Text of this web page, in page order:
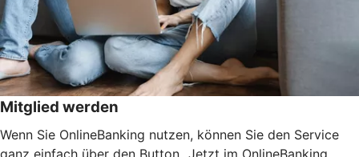
Mitglied werden
Wenn Sie OnlineBanking nutzen, können Sie den Service
ganz einfach über den Button „Jetzt im OnlineBanking